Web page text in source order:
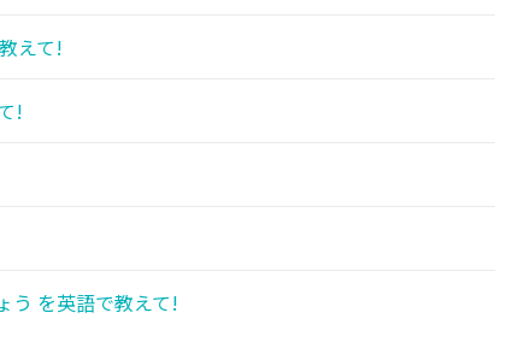
えて!
!
う を英語で教えて!